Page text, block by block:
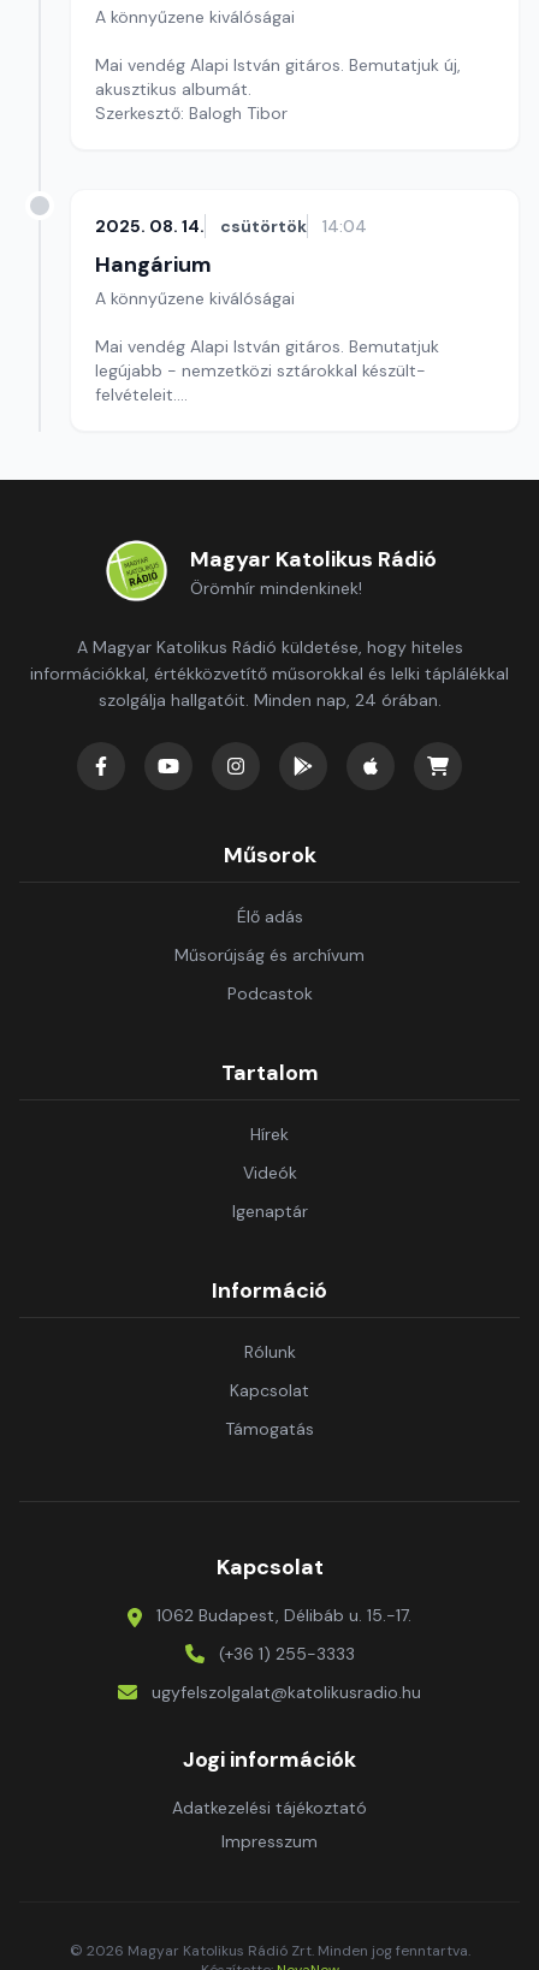
A könnyűzene kiválóságai
Mai vendég Alapi István gitáros. Bemutatjuk új,
akusztikus albumát.
Szerkesztő: Balogh Tibor
2025. 08. 14. csütörtök 14:04
Hangárium
A könnyűzene kiválóságai
Mai vendég Alapi István gitáros. Bemutatjuk
legújabb - nemzetközi sztárokkal készült-
felvételeit.
Magyar Katolikus Rádió
Örömhír mindenkinek!
A Magyar Katolikus Rádió küldetése, hogy hiteles
információkkal, értékközvetítő műsorokkal és lelki táplálékkal
szolgálja hallgatóit. Minden nap, 24 órában.
Műsorok
Élő adás
Műsorújság és archívum
Podcastok
Tartalom
Hírek
Videók
Igenaptár
Információ
Rólunk
Kapcsolat
Támogatás
Kapcsolat
1062 Budapest, Délibáb u. 15.-17.
(+36 1) 255-3333
ugyfelszolgalat@katolikusradio.hu
Jogi információk
Adatkezelési tájékoztató
Impresszum
© 2026 Magyar Katolikus Rádió Zrt. Minden jog fenntartva.